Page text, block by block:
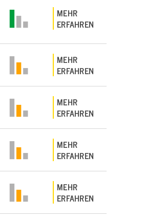
MEHR
ERFAHREN
MEHR
ERFAHREN
MEHR
ERFAHREN
MEHR
ERFAHREN
MEHR
ERFAHREN